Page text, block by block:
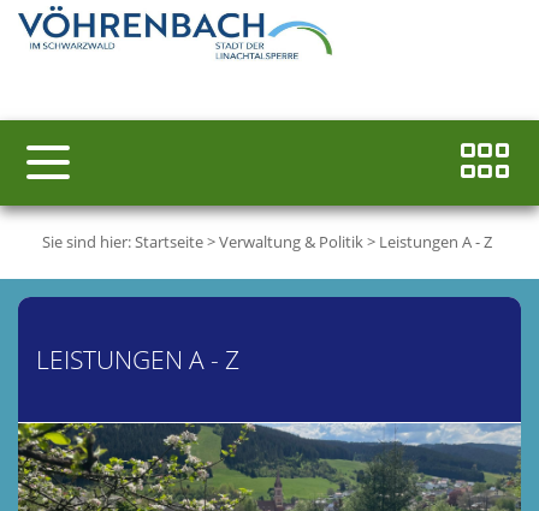
Sie sind hier:Startseite>Verwaltung & Politik> Leistungen A - Z
LEISTUNGEN A - Z